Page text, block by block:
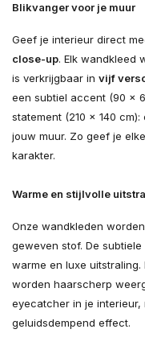
Blikvanger voor je muur
Geef je interieur direct
close-up. Elk wandkleed
is verkrijgbaar in vijf
een subtiel accent (90 ×
statement (210 × 140
jouw muur. Zo geef je
karakter.
Warme en stijlvolle
Onze wandkleden
geweven stof. De
warme en luxe
worden haarscherp
eyecatcher in je
geluidsdempend effect.